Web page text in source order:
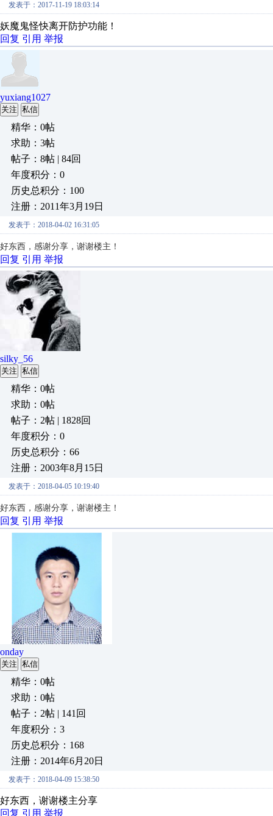
发表于：2017-11-19 18:03:14
妖魔鬼怪快离开防护功能！
回复 引用 举报
yuxiang1027
关注 私信
精华：0帖
求助：3帖
帖子：8帖 | 84回
年度积分：0
历史总积分：100
注册：2011年3月19日
发表于：2018-04-02 16:31:05
好东西，感谢分享，谢谢楼主！
回复 引用 举报
silky_56
关注 私信
精华：0帖
求助：0帖
帖子：2帖 | 1828回
年度积分：0
历史总积分：66
注册：2003年8月15日
发表于：2018-04-05 10:19:40
好东西，感谢分享，谢谢楼主！
回复 引用 举报
onday
关注 私信
精华：0帖
求助：0帖
帖子：2帖 | 141回
年度积分：3
历史总积分：168
注册：2014年6月20日
发表于：2018-04-09 15:38:50
好东西，谢谢楼主分享
回复 引用 举报